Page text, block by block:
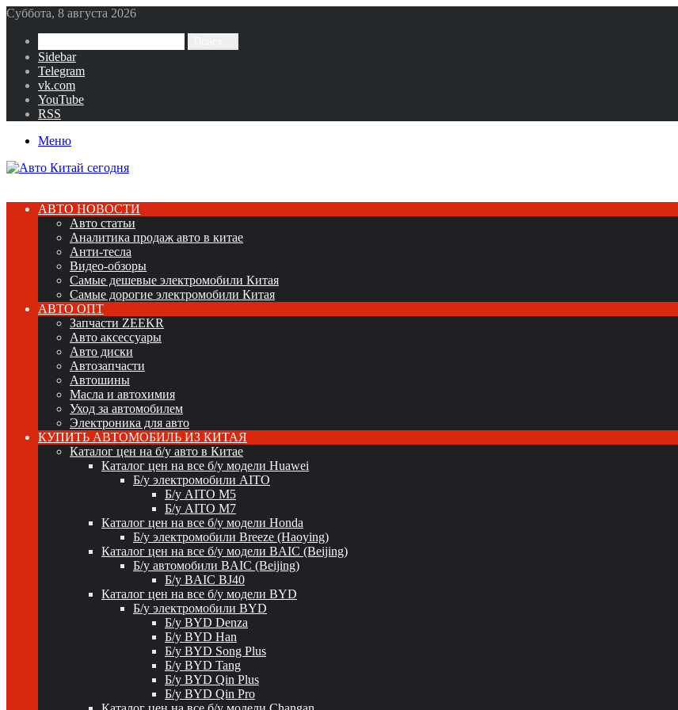
Суббота, 8 августа 2026
Sidebar
Telegram
vk.com
YouTube
RSS
Меню
АВТО НОВОСТИ
Авто статьи
Аналитика продаж авто в китае
Анти-тесла
Видео-обзоры
Самые дешевые электромобили Китая
Самые дорогие электромобили Китая
АВТО ОПТ
Запчасти ZEEKR
Авто аксессуары
Авто диски
Автозапчасти
Автошины
Масла и автохимия
Уход за автомобилем
Электроника для авто
КУПИТЬ АВТОМОБИЛЬ ИЗ КИТАЯ
Каталог цен на б/у авто в Китае
Каталог цен на все б/у модели Huawei
Б/у электромобили AITO
Б/у AITO M5
Б/у AITO M7
Каталог цен на все б/у модели Honda
Б/у электромобили Breeze (Haoying)
Каталог цен на все б/у модели BAIC (Beijing)
Б/у автомобили BAIC (Beijing)
Б/у BAIC BJ40
Каталог цен на все б/у модели BYD
Б/у электромобили BYD
Б/у BYD Denza
Б/у BYD Han
Б/у BYD Song Plus
Б/у BYD Tang
Б/у BYD Qin Plus
Б/у BYD Qin Pro